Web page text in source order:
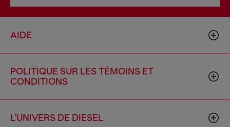
AIDE
POLITIQUE SUR LES TÉMOINS ET
CONDITIONS
L'UNIVERS DE DIESEL